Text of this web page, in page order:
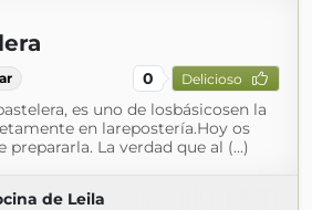
0 Delicioso
es uno de losbásicosen la
en larepostería.Hoy os
La verdad que al (...)
de Leila